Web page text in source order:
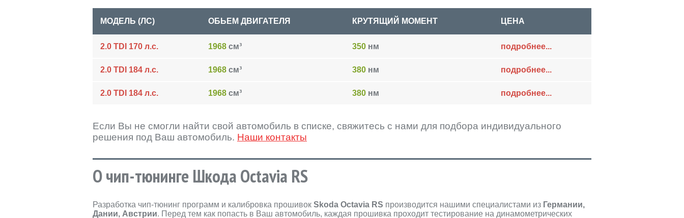
МОДЕЛЬ (ЛС) ОБЬЕМ ДВИГАТЕЛЯ КРУТЯЩИЙ МОМЕНТ ЦЕНА
2.0 TDI 170 л.с. 1968 см³ 350 нм подробнее...
2.0 TDI 184 л.с. 1968 см³ 380 нм подробнее...
2.0 TDI 184 л.с. 1968 см³ 380 нм подробнее...
Если Вы не смогли найти свой автомобиль в списке, свяжитесь с нами для подбора индивидуального
решения под Ваш автомобиль. Наши контакты
О чип-тюнинге Шкода Octavia RS
Разработка чип-тюнинг программ и калибровка прошивок Skoda Octavia RS производится нашими специалистами из Германии,
Дании, Австрии. Перед тем как попасть в Ваш автомобиль, каждая прошивка проходит тестирование на динамометрических